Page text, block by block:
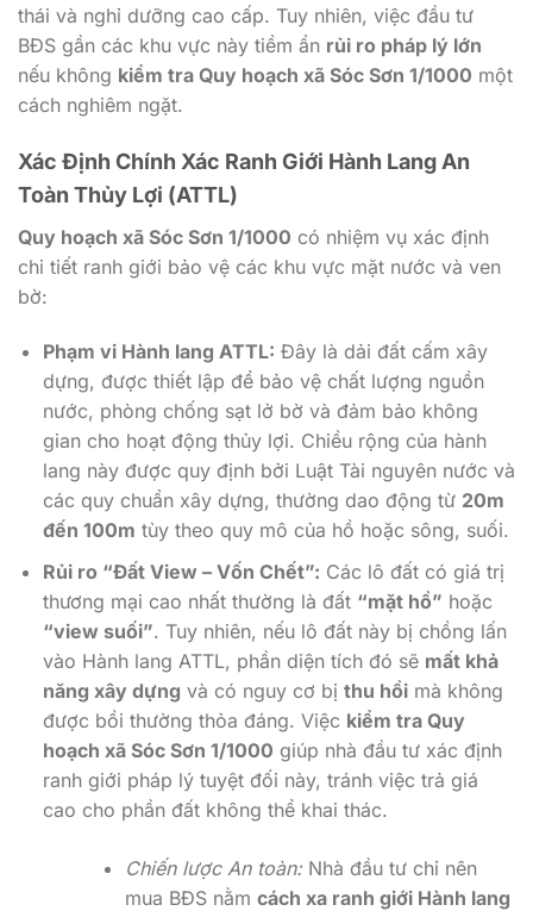
thái và nghỉ dưỡng cao cấp. Tuy nhiên, việc đầu tư
BĐS gần các khu vực này tiềm ẩn rủi ro pháp lý lớn
nếu không kiểm tra Quy hoạch xã Sóc Sơn 1/1000 một
cách nghiêm ngặt.
Xác Định Chính Xác Ranh Giới Hành Lang An
Toàn Thủy Lợi (ATTL)
Quy hoạch xã Sóc Sơn 1/1000 có nhiệm vụ xác định
chi tiết ranh giới bảo vệ các khu vực mặt nước và ven
bờ:
Phạm vi Hành lang ATTL: Đây là dải đất cấm xây
dựng, được thiết lập để bảo vệ chất lượng nguồn
nước, phòng chống sạt lở bờ và đảm bảo không
gian cho hoạt động thủy lợi. Chiều rộng của hành
lang này được quy định bởi Luật Tài nguyên nước và
các quy chuẩn xây dựng, thường dao động từ 20m
đến 100m tùy theo quy mô của hồ hoặc sông, suối.
Rủi ro “Đất View – Vốn Chết”: Các lô đất có giá trị
thương mại cao nhất thường là đất “mặt hồ” hoặc
“view suối”. Tuy nhiên, nếu lô đất này bị chồng lấn
vào Hành lang ATTL, phần diện tích đó sẽ mất khả
năng xây dựng và có nguy cơ bị thu hồimà không
được bồi thường thỏa đáng. Việc kiểm tra Quy
hoạch xã Sóc Sơn 1/1000 giúp nhà đầu tư xác định
ranh giới pháp lý tuyệt đối này, tránh việc trả giá
cao cho phần đất không thể khai thác.
Chiến lược An toàn:Nhà đầu tư chỉ nên
mua BĐS nằm cách xa ranh giới Hành lang